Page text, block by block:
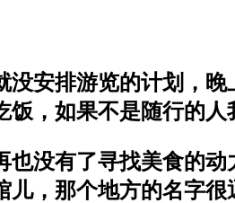
安排游览的计划，
，如果不是随行的人
没有了寻找美食的
，那个地方的名字